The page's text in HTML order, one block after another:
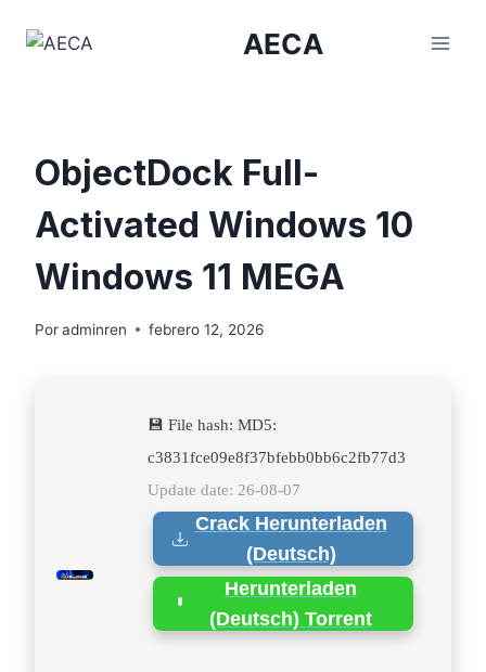
AECA
ObjectDock Full-
Activated Windows 10
Windows 11 MEGA
Poradminren febrero 12, 2026
💾 File hash: MD5:
c3831fce09e8f37bfebb0bb6c2fb77d3
Update date: 26-08-07
Crack Herunterladen
(Deutsch)
Herunterladen
(Deutsch) Torrent